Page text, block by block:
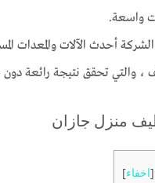
واسعة.
أحدث الآلات والمعدات
، والتي تحقق نتيجة رائعة
منزل جازان
[اخفاء]